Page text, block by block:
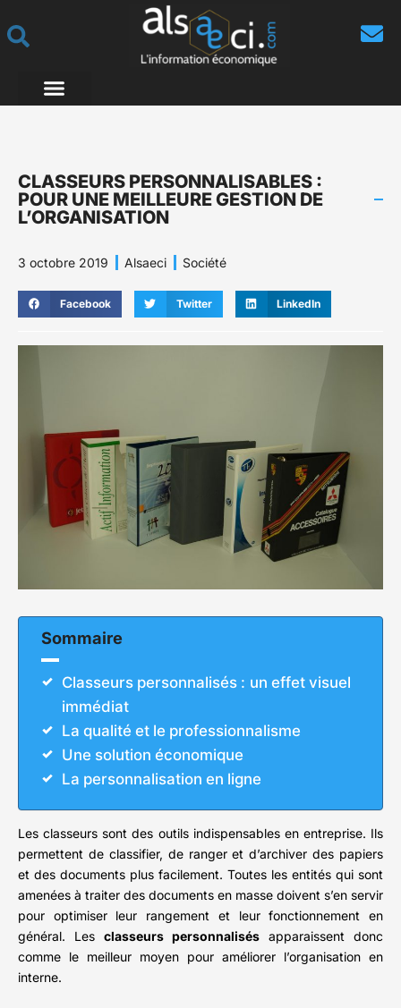
CLASSEURS PERSONNALISABLES :
POUR UNE MEILLEURE GESTION DE
L’ORGANISATION
3 octobre 2019 Alsaeci Société
Facebook Twitter LinkedIn
Sommaire
Classeurs personnalisés : un effet visuel
immédiat
La qualité et le professionnalisme
Une solution économique
La personnalisation en ligne
Les classeurs sont des outils indispensables en entreprise. Ils
permettent de classifier, de ranger et d’archiver des papiers
et des documents plus facilement. Toutes les entités qui sont
amenées à traiter des documents en masse doivent s’en servir
pour optimiser leur rangement et leur fonctionnement en
général. Les classeurs personnalisés apparaissent donc
comme le meilleur moyen pour améliorer l’organisation en
interne.